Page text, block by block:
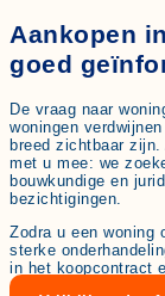
Aankopen
goed
De vraag naar
woningen
breed zichtbaar zijn.
met u mee: we
bouwkundige en
bezichtigingen.
Zodra u een woning
sterke
in het koopcontract